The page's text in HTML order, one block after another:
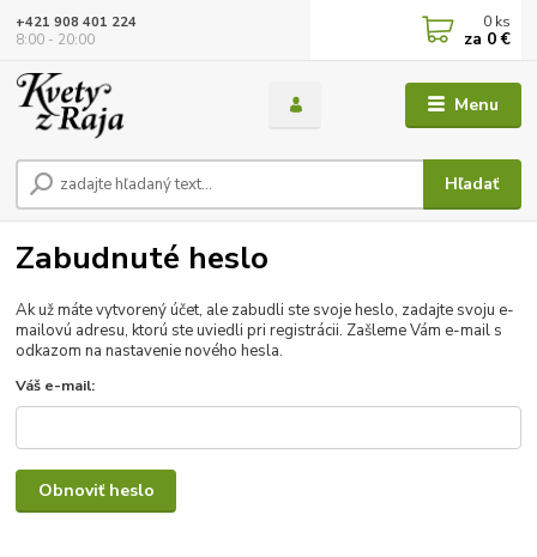
Menu
Hľadať
+421 908 401 224
8:00 - 20:00
0 ks
za 0 €
Zabudnuté heslo
Ak už máte vytvorený účet, ale zabudli ste svoje heslo, zadajte svoju e-
mailovú adresu, ktorú ste uviedli pri registrácii. Zašleme Vám e-mail s
odkazom na nastavenie nového hesla.
Váš e-mail:
Obnoviť heslo